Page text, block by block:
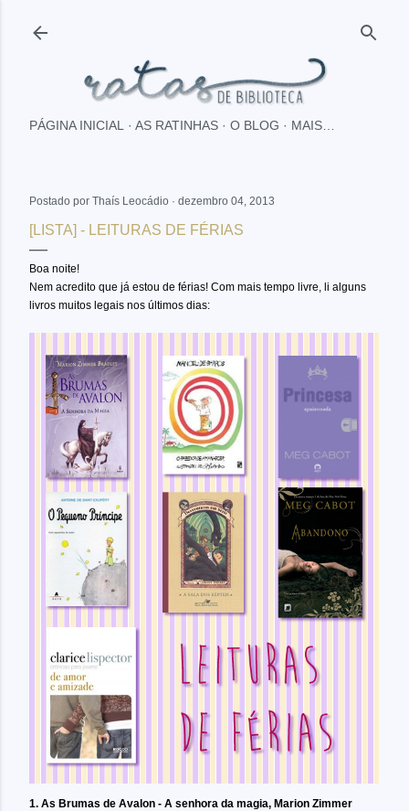
PÁGINA INICIAL AS RATINHAS O BLOG MAIS…
Postado por Thaís Leocádio dezembro 04, 2013
[LISTA] - LEITURAS DE FÉRIAS
Boa noite!
Nem acredito que já estou de férias! Com mais tempo livre, li alguns
livros muitos legais nos últimos dias:
1. As Brumas de Avalon - A senhora da magia, Marion Zimmer